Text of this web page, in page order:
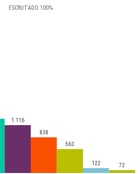
ESCRUTADO 100%
1.116
838
563
122 72